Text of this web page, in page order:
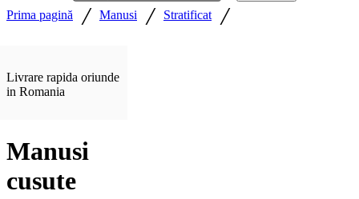
Prima pagină / Manusi / Stratificat /
Livrare rapida oriunde
in Romania
Manusi
cusute